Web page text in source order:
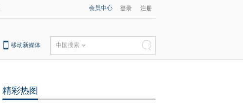
会员中心 登录 注册
移动新媒体 中国搜索
精彩热图